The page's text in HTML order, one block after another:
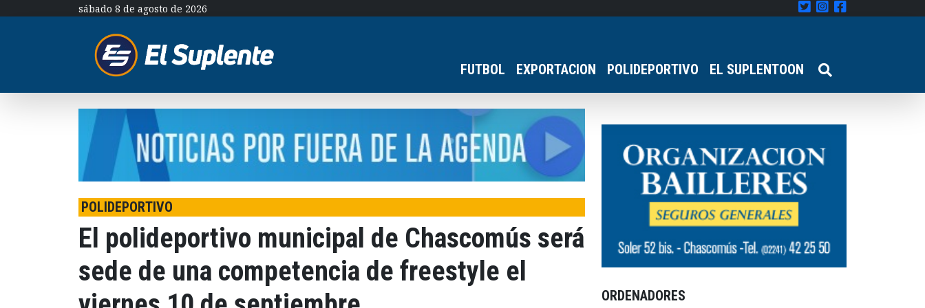
sábado 8 de agosto de 2026
FUTBOL EXPORTACION POLIDEPORTIVO EL SUPLENTOON
POLIDEPORTIVO
El polideportivo municipal de Chascomús será
sede de una competencia de freestyle el
ORDENADORES